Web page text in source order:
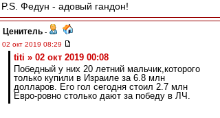
P.S. Федун - адовый гандон!
Ценитель -
02 окт 2019 08:29
titi » 02 окт 2019 00:08
Победный у них 20 летний мальчик,которого
только купили в Израиле за 6.8 млн
долларов. Его гол сегодня стоил 2.7 млн
Евро-ровно столько дают за победу в ЛЧ.